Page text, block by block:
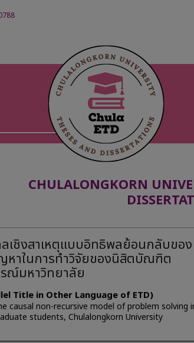
CHULALONGKORN
เชิงสาเหตุแบบอิทธิพลย้อนกลับของ
หาในการทำวิจัยของนิสิตบัณฑิต
ณ์มหาวิทยาลัย
Title in Other Language of ETD)
causal non-recursive model of problem solving
students, Chulalongkorn University